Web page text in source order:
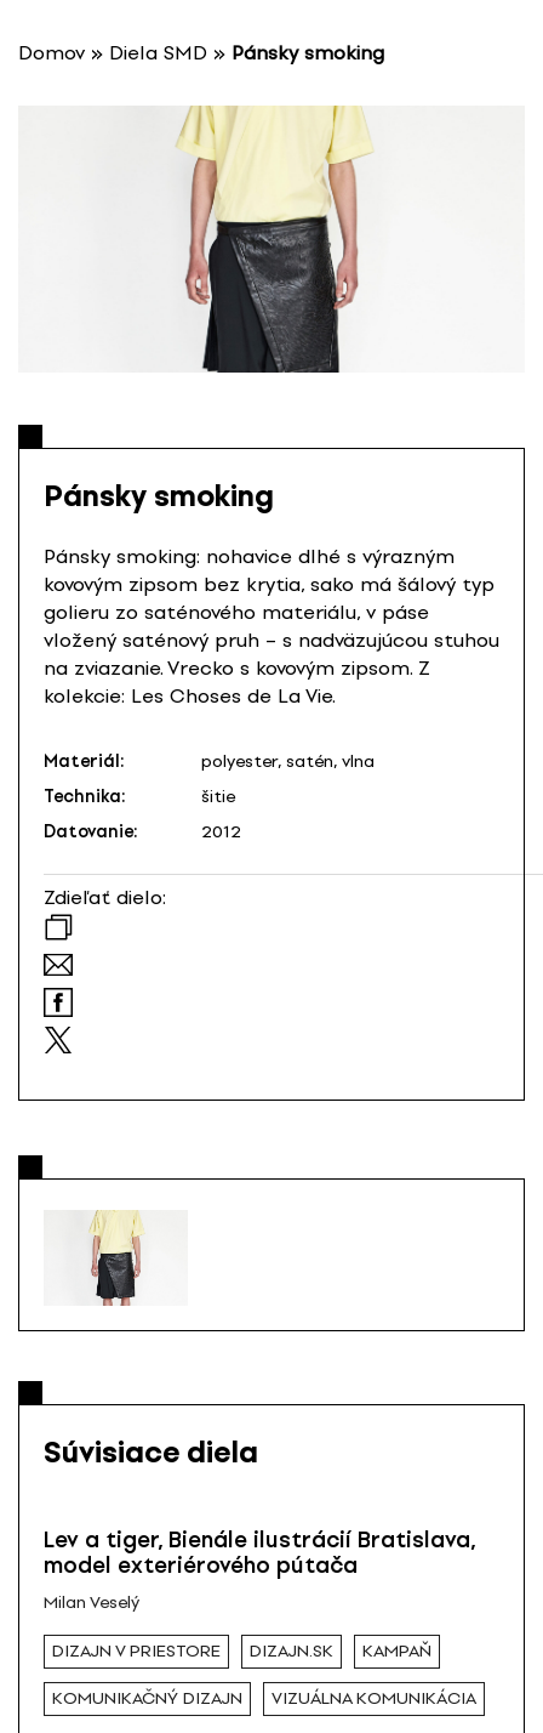
Domov » Diela SMD » Pánsky smoking
Pánsky smoking
Pánsky smoking: nohavice dlhé s výrazným
kovovým zipsom bez krytia, sako má šálový typ
golieru zo saténového materiálu, v páse
vložený saténový pruh – s nadväzujúcou stuhou
na zviazanie. Vrecko s kovovým zipsom. Z
kolekcie: Les Choses de La Vie.
Materiál:
polyester, satén, vlna
Technika:
šitie
Datovanie:
2012
Zdieľať dielo:
Súvisiace diela
Lev a tiger, Bienále ilustrácií Bratislava,
model exteriérového pútača
Milan Veselý
DIZAJN V PRIESTORE DIZAJN.SK KAMPAŇ
KOMUNIKAČNÝ DIZAJN VIZUÁLNA KOMUNIKÁCIA